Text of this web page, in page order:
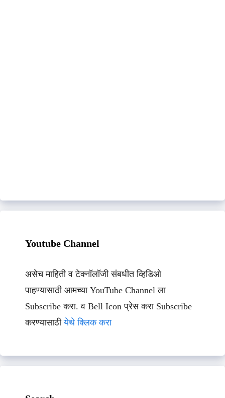
Youtube Channel
असेच माहिती व टेक्नॉलॉजी संबधीत व्हिडिओ
पाहण्यासाठी आमच्या YouTube Channel ला
Subscribe करा. व Bell Icon प्रेस करा Subscribe
करण्यासाठीयेथे क्लिक करा